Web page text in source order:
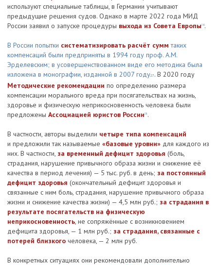
используют специальные таблицы, в Германии учитывают
предыдущие решения судов. Однако в марте 2022 года МИД
России заявил о запуске процедуры выхода из Совета Европы26.
В России попытки систематизировать расчёт сумм таких
компенсаций были предприняты в 1994 году проф. А.М.
Эрделевским; в усовершенствованном виде его методика была
изложена в монографии, изданной в 2007 году27 . В 2020 году
Методические рекомендации по определению размера
компенсации морального вреда при посягательствах на жизнь,
здоровье и физическую неприкосновенность человека были
предложены Ассоциацией юристов России28 .
В частности, авторы выделили четыре типа компенсаций
и предложили так называемые «базовые уровни» для каждого из
них. В частности, за временный дефицит здоровья (боль,
страдания, нарушение привычного образа жизни и снижение её
качества в период лечения) — 5 тыс. руб. в день; за постоянный
дефицит здоровья (окончательный дефицит здоровья и
связанные с ним боль, страдания, нарушение привычного образа
жизни и снижение качества жизни) — 4,5 млн руб.; за страдания в
результате посягательств на физическую
неприкосновенность, не сопряжённые с возникновением
дефицита здоровья, — 1 млн руб.; за страдания, связанные с
потерей близкого человека, — 2 млн руб.
В конкретных ситуациях они рекомендовали дополнительно